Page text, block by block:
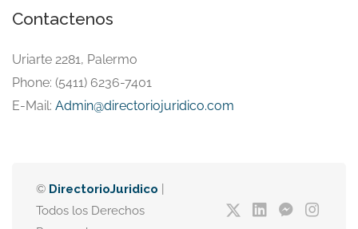
Contactenos
Uriarte 2281, Palermo
Phone: (5411) 6236-7401
E-Mail: Admin@directoriojuridico.com
© DirectorioJuridico
Todos los Derechos